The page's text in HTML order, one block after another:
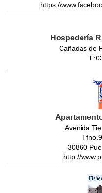
https://
Hospedería
Cañadas de
Avenida
30860
http://